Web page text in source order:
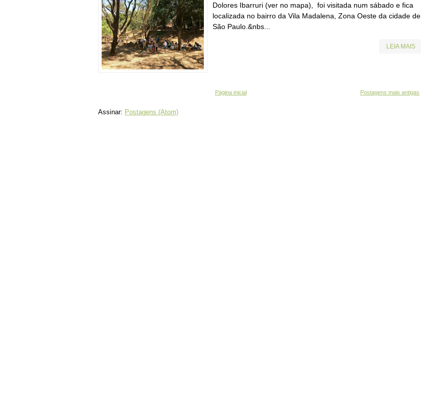
Dolores Ibarruri (ver no mapa), foi visitada num sábado e fica
localizada no bairro da Vila Madalena, Zona Oeste da cidade de
São Paulo.&nbs...
LEIA MAIS
Postagens mais antigas
Página inicial
Assinar: Postagens (Atom)